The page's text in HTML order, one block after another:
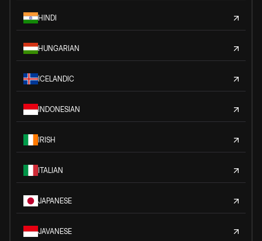
HINDI
HUNGARIAN
ICELANDIC
INDONESIAN
IRISH
ITALIAN
JAPANESE
JAVANESE